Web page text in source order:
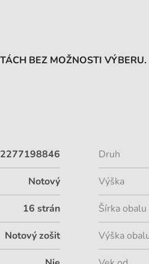
BEZ MOŽNOSTI VÝBERU.
Notový
16 strán
Notový zošit
Druh
Výška
Šírka obalu
Výška